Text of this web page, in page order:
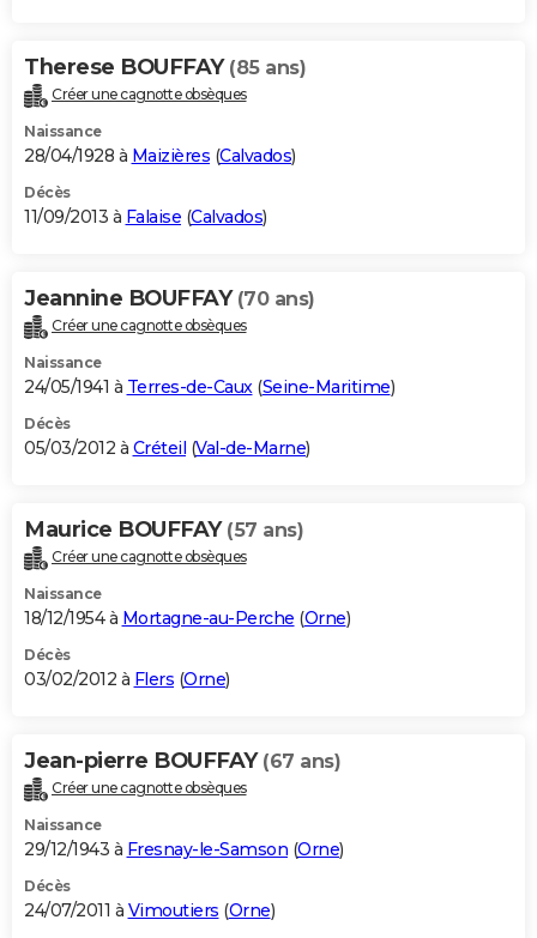
Therese BOUFFAY (85 ans)
Créer une cagnotte obsèques
Naissance
28/04/1928 à Maizières (Calvados)
Décès
11/09/2013 à Falaise (Calvados)
Jeannine BOUFFAY (70 ans)
Créer une cagnotte obsèques
Naissance
24/05/1941 à Terres-de-Caux(Seine-Maritime)
Décès
05/03/2012 à Créteil (Val-de-Marne)
Maurice BOUFFAY (57 ans)
Créer une cagnotte obsèques
Naissance
18/12/1954 à Mortagne-au-Perche (Orne)
Décès
03/02/2012 à Flers (Orne)
Jean-pierre BOUFFAY (67 ans)
Créer une cagnotte obsèques
Naissance
29/12/1943 à Fresnay-le-Samson (Orne)
Décès
24/07/2011 à Vimoutiers (Orne)